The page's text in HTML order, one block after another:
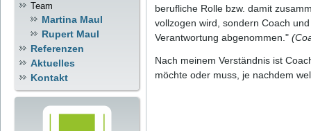
Team
Martina Maul
Rupert Maul
Referenzen
Aktuelles
Kontakt
berufliche Rolle bzw. damit
vollzogen wird, sondern Coach
Verantwortung abgenommen."
Nach meinem Verständnis ist
möchte oder muss, je nachdem